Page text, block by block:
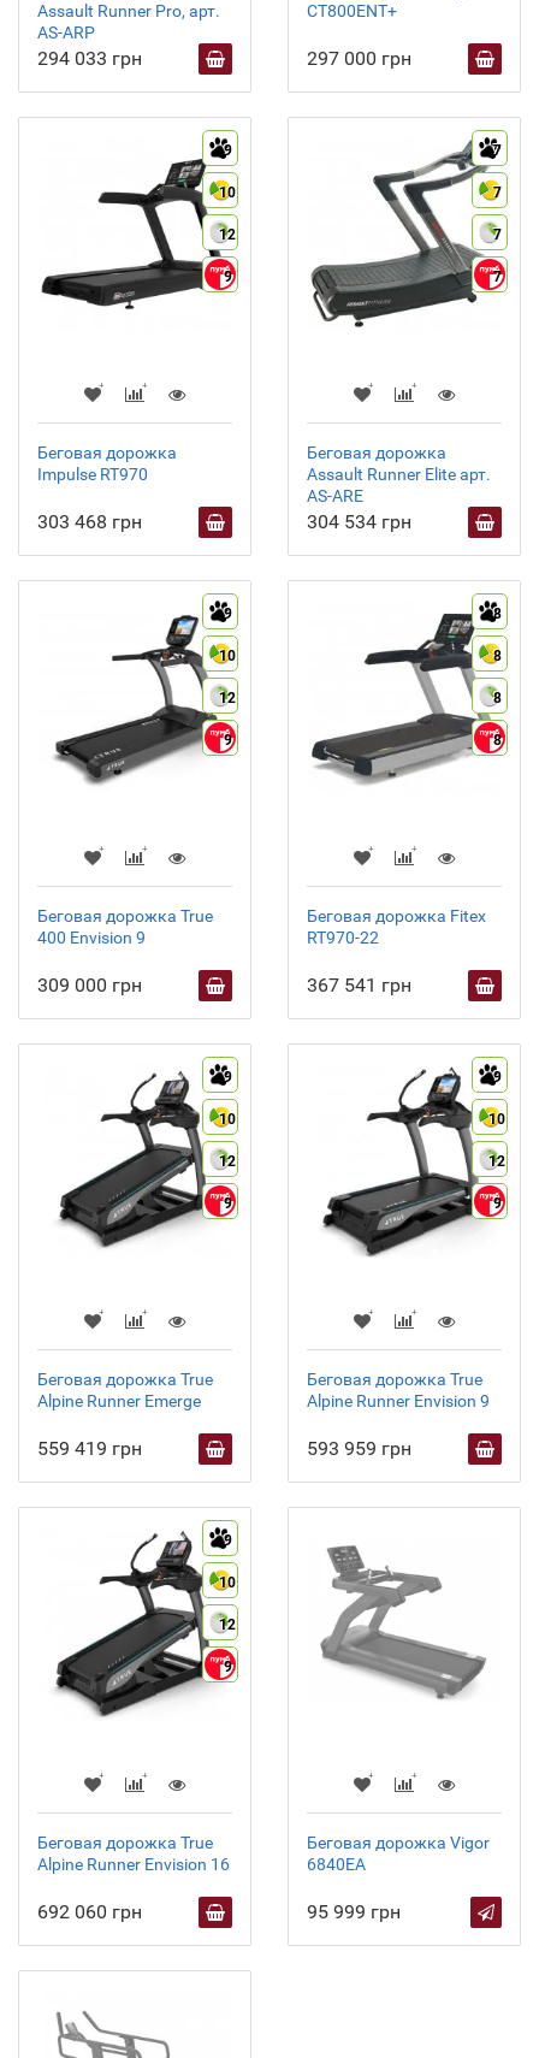
Assault Runner Pro, арт.
AS-ARP
294 033 грн
CT800ENT+
297 000 грн
9
10
12
9
Беговая дорожка
Impulse RT970
303 468 грн
7
7
7
7
Беговая дорожка
Assault Runner Elite арт.
AS-ARE
304 534 грн
9
10
12
9
Беговая дорожка True
400 Envision 9
309 000 грн
8
8
8
8
Беговая дорожка Fitex
RT970-22
367 541 грн
9
10
12
9
Беговая дорожка True
Alpine Runner Emerge
559 419 грн
9
10
12
9
Беговая дорожка True
Alpine Runner Envision 9
593 959 грн
9
10
12
9
Беговая дорожка True
Alpine Runner Envision 16
692 060 грн
Беговая дорожка Vigor
6840EA
95 999 грн